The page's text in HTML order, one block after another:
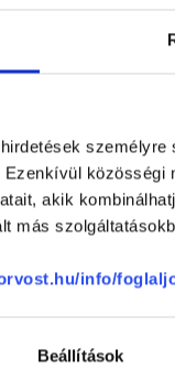
akik
más
info/
Beállítások
Dr.
08.09.